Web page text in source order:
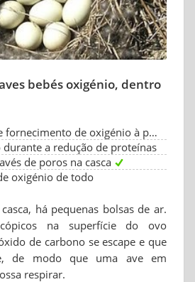
bebés oxigénio, dentro
Elas têm um grande fornecimento de oxigénio à partida
a redução de proteínas
de poros na casca
oxigénio de todo
há pequenas bolsas de ar.
na superfície do ovo
de carbono se escape e que
de modo que uma ave em
respirar.